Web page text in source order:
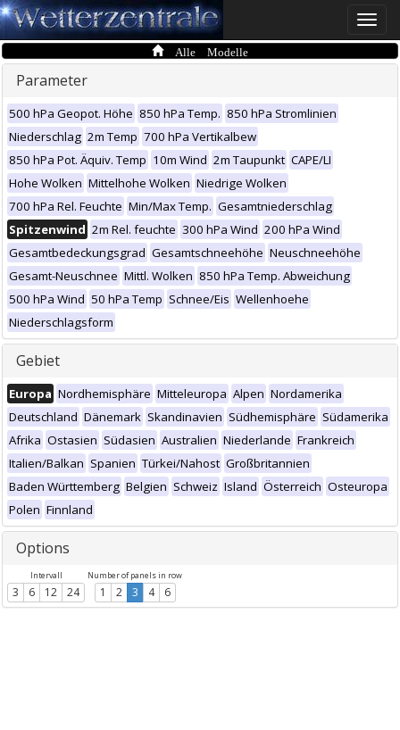
Toggle
Alle Modelle
Parameter
500 hPa Geopot. Höhe 850 hPa Temp. 850 hPa Stromlinien
Niederschlag 2m Temp 700 hPa Vertikalbew
850 hPa Pot. Äquiv. Temp 10m Wind 2m Taupunkt CAPE/LI
Hohe Wolken Mittelhohe Wolken Niedrige Wolken
700 hPa Rel. Feuchte Min/Max Temp. Gesamtniederschlag
Spitzenwind 2m Rel. feuchte 300 hPa Wind 200 hPa Wind
Gesamtbedeckungsgrad Gesamtschneehöhe Neuschneehöhe
Gesamt-Neuschnee Mittl. Wolken 850 hPa Temp. Abweichung
500 hPa Wind 50 hPa Temp Schnee/Eis Wellenhoehe
Niederschlagsform
Gebiet
Europa Nordhemisphäre Mitteleuropa Alpen Nordamerika
Deutschland Dänemark Skandinavien Südhemisphäre Südamerika
Afrika Ostasien Südasien Australien Niederlande Frankreich
Italien/Balkan Spanien Türkei/Nahost Großbritannien
Baden Württemberg Belgien Schweiz Island Österreich Osteuropa
Polen Finnland
Options
Intervall
3 6 12 24
Number of panels in row
1 2 3 4 6